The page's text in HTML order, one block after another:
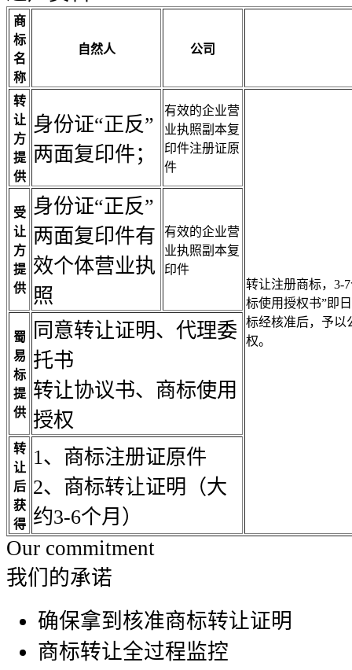
商
标
名
称
自然人 公司
转
让
方
提
供
身份证“正反”
两面复印件；
有效的企业营
业执照副本复
印件注册证原
件
转让注册商标，3-
标使用授权书”即
标经核准后，予以
权。
受
让
方
提
供
身份证“正反”
两面复印件有
效个体营业执
照
有效的企业营
业执照副本复
印件
蜀
易
标
提
供
同意转让证明、代理委
托书
转让协议书、商标使用
授权
转
让
后
获
得
1、商标注册证原件
2、商标转让证明（大
约3-6个月）
Our commitment
我们的承诺
确保拿到核准商标转让证明
商标转让全过程监控